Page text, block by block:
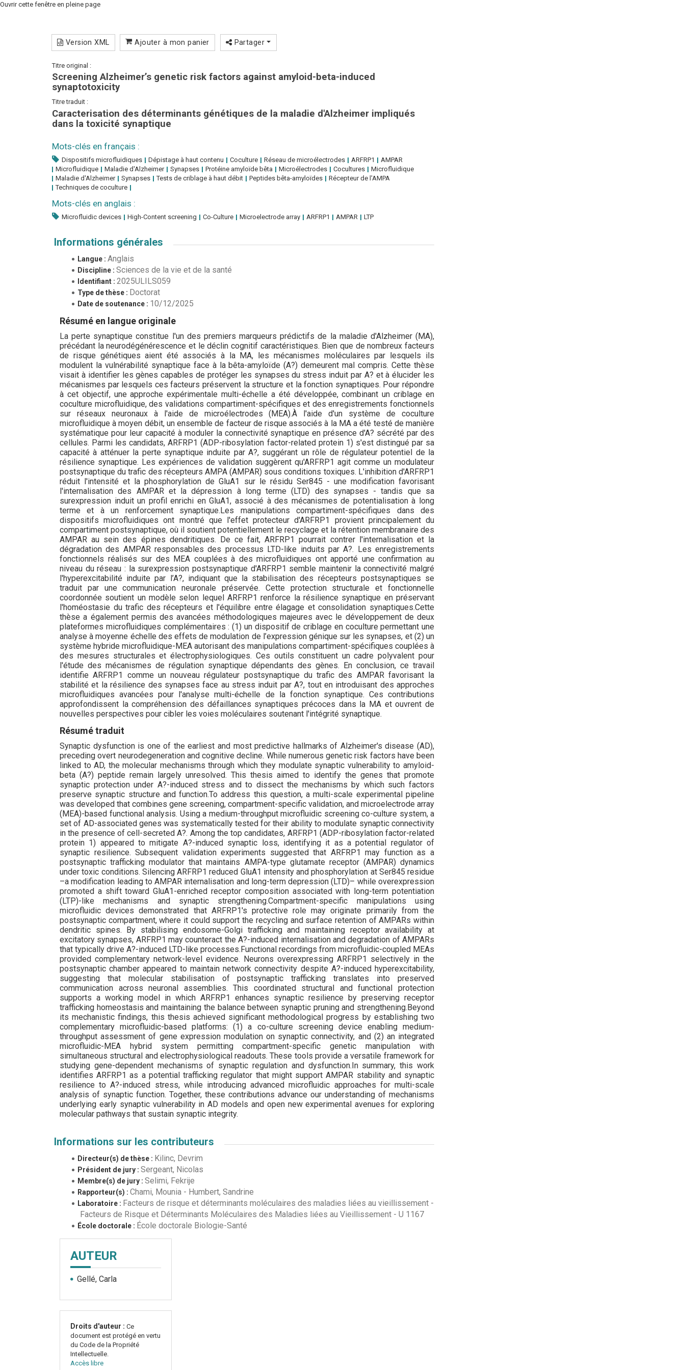
Ouvrir cette fenêtre en pleine page
Version XML Ajouter à mon panier Partager
Titre original :
Screening Alzheimer’s genetic risk factors against amyloid-beta-induced
synaptotoxicity
Titre traduit :
Caracterisation des déterminants génétiques de la maladie d'Alzheimer impliqués
dans la toxicité synaptique
Mots-clés en français :
Dispositifs microfluidiques Dépistage à haut contenu Coculture Réseau de microélectrodes ARFRP1
AMPAR
Microfluidique
Maladie d'Alzheimer Synapses Protéine amyloïde bêta Microélectrodes Cocultures
Microfluidique
Maladie d'Alzheimer
Synapses Tests de criblage à haut débit Peptides bêta-amyloïdes
Récepteur de l'AMPA
Techniques de coculture
Mots-clés en anglais :
Microfluidic devices High-Content screening Co-Culture Microelectrode array ARFRP1 AMPAR LTP
Informations générales
Langue : Anglais
Discipline : Sciences de la vie et de la santé
Identifiant : 2025ULILS059
Type de thèse : Doctorat
Date de soutenance : 10/12/2025
Résumé en langue originale
La perte synaptique constitue l'un des premiers marqueurs prédictifs de la maladie d'Alzheimer (MA),
précédant la neurodégénérescence et le déclin cognitif caractéristiques. Bien que de nombreux facteurs
de risque génétiques aient été associés à la MA, les mécanismes moléculaires par lesquels ils
modulent la vulnérabilité synaptique face à la bêta-amyloïde (A?) demeurent mal compris. Cette thèse
visait à identifier les gènes capables de protéger les synapses du stress induit par A? et à élucider les
mécanismes par lesquels ces facteurs préservent la structure et la fonction synaptiques. Pour répondre
à cet objectif, une approche expérimentale multi-échelle a été développée, combinant un criblage en
coculture microfluidique, des validations compartiment-spécifiques et des enregistrements fonctionnels
sur réseaux neuronaux à l'aide de microélectrodes (MEA).À l'aide d'un système de coculture
microfluidique à moyen débit, un ensemble de facteur de risque associés à la MA a été testé de manière
systématique pour leur capacité à moduler la connectivité synaptique en présence d'A? sécrété par des
cellules. Parmi les candidats, ARFRP1 (ADP-ribosylation factor-related protein 1) s'est distingué par sa
capacité à atténuer la perte synaptique induite par A?, suggérant un rôle de régulateur potentiel de la
résilience synaptique. Les expériences de validation suggèrent qu'ARFRP1 agit comme un modulateur
postsynaptique du trafic des récepteurs AMPA (AMPAR) sous conditions toxiques. L'inhibition d'ARFRP1
réduit l'intensité et la phosphorylation de GluA1 sur le résidu Ser845 - une modification favorisant
l'internalisation des AMPAR et la dépression à long terme (LTD) des synapses - tandis que sa
surexpression induit un profil enrichi en GluA1, associé à des mécanismes de potentialisation à long
terme et à un renforcement synaptique.Les manipulations compartiment-spécifiques dans des
dispositifs microfluidiques ont montré que l'effet protecteur d'ARFRP1 provient principalement du
compartiment postsynaptique, où il soutient potentiellement le recyclage et la rétention membranaire des
AMPAR au sein des épines dendritiques. De ce fait, ARFRP1 pourrait contrer l'internalisation et la
dégradation des AMPAR responsables des processus LTD-like induits par A?. Les enregistrements
fonctionnels réalisés sur des MEA couplées à des microfluidiques ont apporté une confirmation au
niveau du réseau : la surexpression postsynaptique d'ARFRP1 semble maintenir la connectivité malgré
l'hyperexcitabilité induite par l’A?, indiquant que la stabilisation des récepteurs postsynaptiques se
traduit par une communication neuronale préservée. Cette protection structurale et fonctionnelle
coordonnée soutient un modèle selon lequel ARFRP1 renforce la résilience synaptique en préservant
l'homéostasie du trafic des récepteurs et l'équilibre entre élagage et consolidation synaptiques.Cette
thèse a également permis des avancées méthodologiques majeures avec le développement de deux
plateformes microfluidiques complémentaires : (1) un dispositif de criblage en coculture permettant une
analyse à moyenne échelle des effets de modulation de l’expression génique sur les synapses, et (2) un
système hybride microfluidique-MEA autorisant des manipulations compartiment-spécifiques couplées à
des mesures structurales et électrophysiologiques. Ces outils constituent un cadre polyvalent pour
l'étude des mécanismes de régulation synaptique dépendants des gènes. En conclusion, ce travail
identifie ARFRP1 comme un nouveau régulateur postsynaptique du trafic des AMPAR favorisant la
stabilité et la résilience des synapses face au stress induit par A?, tout en introduisant des approches
microfluidiques avancées pour l'analyse multi-échelle de la fonction synaptique. Ces contributions
approfondissent la compréhension des défaillances synaptiques précoces dans la MA et ouvrent de
nouvelles perspectives pour cibler les voies moléculaires soutenant l'intégrité synaptique.
Résumé traduit
Synaptic dysfunction is one of the earliest and most predictive hallmarks of Alzheimer's disease (AD),
preceding overt neurodegeneration and cognitive decline. While numerous genetic risk factors have been
linked to AD, the molecular mechanisms through which they modulate synaptic vulnerability to amyloid-
beta (A?) peptide remain largely unresolved. This thesis aimed to identify the genes that promote
synaptic protection under A?-induced stress and to dissect the mechanisms by which such factors
preserve synaptic structure and function.To address this question, a multi-scale experimental pipeline
was developed that combines gene screening, compartment-specific validation, and microelectrode array
(MEA)-based functional analysis. Using a medium-throughput microfluidic screening co-culture system, a
set of AD-associated genes was systematically tested for their ability to modulate synaptic connectivity
in the presence of cell-secreted A?. Among the top candidates, ARFRP1 (ADP-ribosylation factor-related
protein 1) appeared to mitigate A?-induced synaptic loss, identifying it as a potential regulator of
synaptic resilience. Subsequent validation experiments suggested that ARFRP1 may function as a
postsynaptic trafficking modulator that maintains AMPA-type glutamate receptor (AMPAR) dynamics
under toxic conditions. Silencing ARFRP1 reduced GluA1 intensity and phosphorylation at Ser845 residue
–a modification leading to AMPAR internalisation and long-term depression (LTD)– while overexpression
promoted a shift toward GluA1-enriched receptor composition associated with long-term potentiation
(LTP)-like mechanisms and synaptic strengthening.Compartment-specific manipulations using
microfluidic devices demonstrated that ARFRP1's protective role may originate primarily from the
postsynaptic compartment, where it could support the recycling and surface retention of AMPARs within
dendritic spines. By stabilising endosome-Golgi trafficking and maintaining receptor availability at
excitatory synapses, ARFRP1 may counteract the A?-induced internalisation and degradation of AMPARs
that typically drive A?-induced LTD-like processes.Functional recordings from microfluidic-coupled MEAs
provided complementary network-level evidence. Neurons overexpressing ARFRP1 selectively in the
postsynaptic chamber appeared to maintain network connectivity despite A?-induced hyperexcitability,
suggesting that molecular stabilisation of postsynaptic trafficking translates into preserved
communication across neuronal assemblies. This coordinated structural and functional protection
supports a working model in which ARFRP1 enhances synaptic resilience by preserving receptor
trafficking homeostasis and maintaining the balance between synaptic pruning and strengthening.Beyond
its mechanistic findings, this thesis achieved significant methodological progress by establishing two
complementary microfluidic-based platforms: (1) a co-culture screening device enabling medium-
throughput assessment of gene expression modulation on synaptic connectivity, and (2) an integrated
microfluidic-MEA hybrid system permitting compartment-specific genetic manipulation with
simultaneous structural and electrophysiological readouts. These tools provide a versatile framework for
studying gene-dependent mechanisms of synaptic regulation and dysfunction.In summary, this work
identifies ARFRP1 as a potential trafficking regulator that might support AMPAR stability and synaptic
resilience to A?-induced stress, while introducing advanced microfluidic approaches for multi-scale
analysis of synaptic function. Together, these contributions advance our understanding of mechanisms
underlying early synaptic vulnerability in AD models and open new experimental avenues for exploring
molecular pathways that sustain synaptic integrity.
Informations sur les contributeurs
Directeur(s) de thèse : Kilinc, Devrim
Président de jury : Sergeant, Nicolas
Membre(s) de jury : Selimi, Fekrije
Rapporteur(s) : Chami, Mounia - Humbert, Sandrine
Laboratoire : Facteurs de risque et déterminants moléculaires des maladies liées au vieillissement -
Facteurs de Risque et Déterminants Moléculaires des Maladies liées au Vieillissement - U 1167
École doctorale : École doctorale Biologie-Santé
AUTEUR
Gellé, Carla
Droits d'auteur : Ce
document est protégé en vertu
du Code de la Propriété
Intellectuelle.
Accès libre